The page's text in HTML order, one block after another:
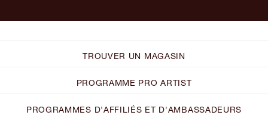
TROUVER UN MAGASIN
PROGRAMME PRO ARTIST
PROGRAMMES D'AFFILIÉS ET D'AMBASSADEURS